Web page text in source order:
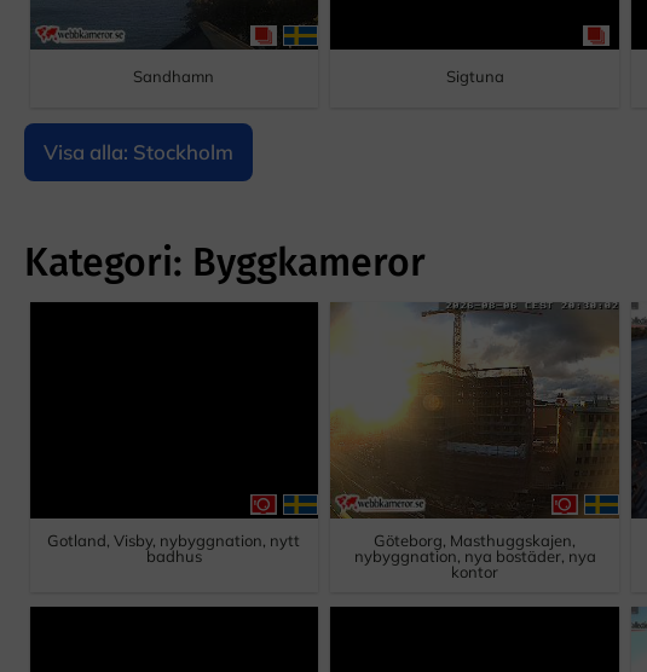
Sandhamn Sigtuna
Visa alla: Stockholm
Kategori: Byggkameror
Gotland, Visby, nybyggnation, nytt
badhus
Göteborg, Masthuggskajen,
nybyggnation, nya bostäder, nya
kontor